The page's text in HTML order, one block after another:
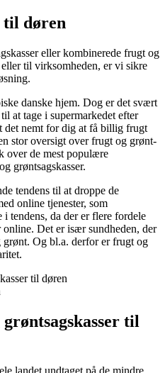
døren
eller kombinerede frugt og
til virksomheden, er vi sikre
danske hjem. Dog er det svært
at tage i supermarkedet efter
nemt for dig at få billig frugt
stor oversigt over frugt og grønt-
over de mest populære
grøntsagskasser.
tendens til at droppe de
online tjenester, som
tendens, da der er flere fordele
Det er især sundheden, der
Og bl.a. derfor er frugt og
til
landet undtaget på de mindre